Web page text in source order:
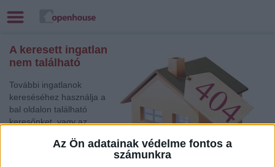
Az Ön adatainak védelme fontos a
számunkra
A keresett ingatlan
nem található
További ingatlanok
kereséséhez használja a
bal oldalon található
keresőnket, vagy az